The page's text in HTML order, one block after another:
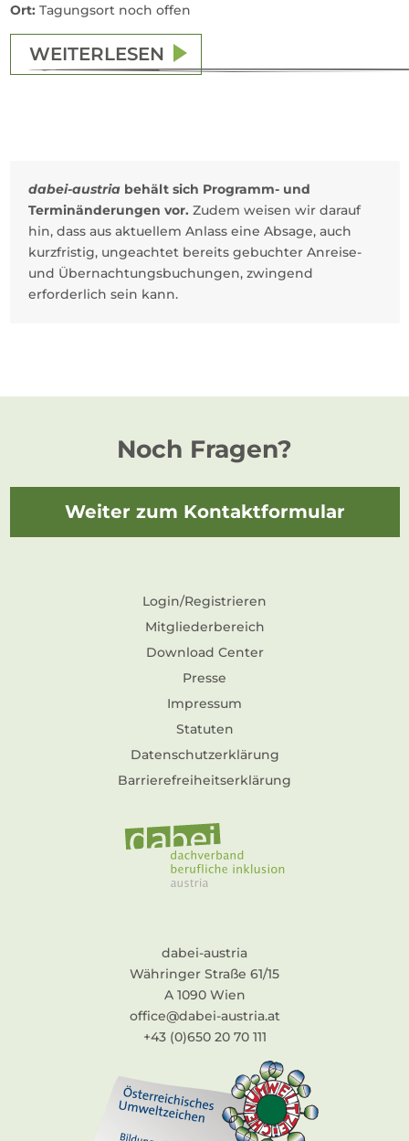
Ort: Tagungsort noch offen
WEITERLESEN
dabei-austria behält sich Programm- und
Terminänderungen vor. Zudem weisen wir darauf
hin, dass aus aktuellem Anlass eine Absage, auch
kurzfristig, ungeachtet bereits gebuchter Anreise-
und Übernachtungsbuchungen, zwingend
erforderlich sein kann.
Noch Fragen?
Weiter zum Kontaktformular
dabei-austria
Währinger Straße 61/15
A 1090 Wien
office@dabei-austria.at
+43 (0)650 20 70 111
Login/Registrieren
Mitgliederbereich
Download Center
Presse
Impressum
Statuten
Datenschutzerklärung
Barrierefreiheitserklärung